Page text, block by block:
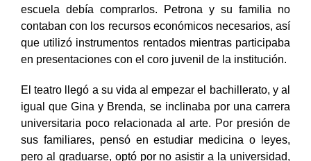
su adolescencia, pero para tomar las clases en su
escuela debía comprarlos. Petrona y su familia no
contaban con los recursos económicos necesarios, así
que utilizó instrumentos rentados mientras participaba
El teatro llegó a su vida al empezar el bachillerato, y al
igual que Gina y Brenda, se inclinaba por una carrera
universitaria poco relacionada al arte. Por presión de
sus familiares, pensó en estudiar medicina o leyes,